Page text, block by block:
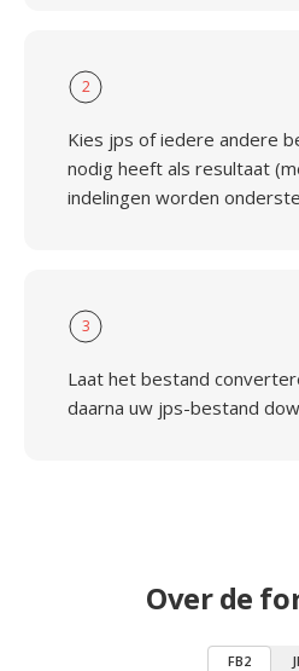
2
Kies jps of iedere andere
nodig heeft als resultaat
indelingen worden
3
Laat het bestand
daarna uw jps-bestand
Over de
FB2